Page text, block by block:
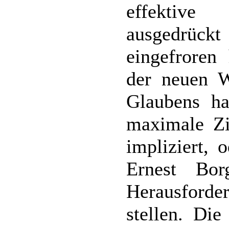
effektive
der neuen
Glaubens
maximale
impliziert,
Ernest
stellen. Die